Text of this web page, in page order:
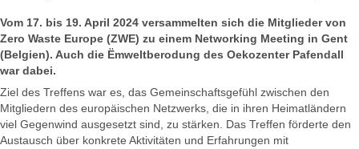
Vom 17. bis 19. April 2024 versammelten sich die Mitglieder von
Zero Waste Europe (ZWE) zu einem Networking Meeting in Gent
(Belgien). Auch die Ëmweltberodung des Oekozenter Pafendall
war dabei.
Ziel des Treffens war es, das Gemeinschaftsgefühl zwischen den
Mitgliedern des europäischen Netzwerks, die in ihren Heimatländern
viel Gegenwind ausgesetzt sind, zu stärken. Das Treffen förderte den
Austausch über konkrete Aktivitäten und Erfahrungen mit